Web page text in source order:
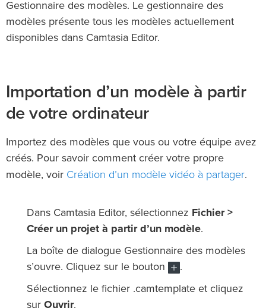
Gestionnaire des modèles. Le gestionnaire des
modèles présente tous les modèles actuellement
disponibles dans Camtasia Editor.
Importation d’un modèle à partir
de votre ordinateur
Importez des modèles que vous ou votre équipe avez
créés. Pour savoir comment créer votre propre
modèle, voir Création d’un modèle vidéo à partager.
Dans Camtasia Editor, sélectionnez Fichier >
Créer un projet à partir d’un modèle.
La boîte de dialogue Gestionnaire des modèles
s’ouvre. Cliquez sur le bouton
.
Sélectionnez le fichier .camtemplate et cliquez
sur Ouvrir.